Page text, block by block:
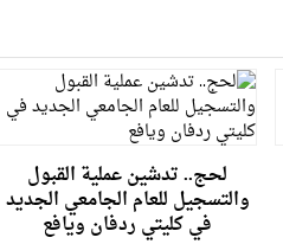
لحج.. تدشين عملية القبول
والتسجيل للعام الجامعي الجديد
في كليتي ردفان ويافع